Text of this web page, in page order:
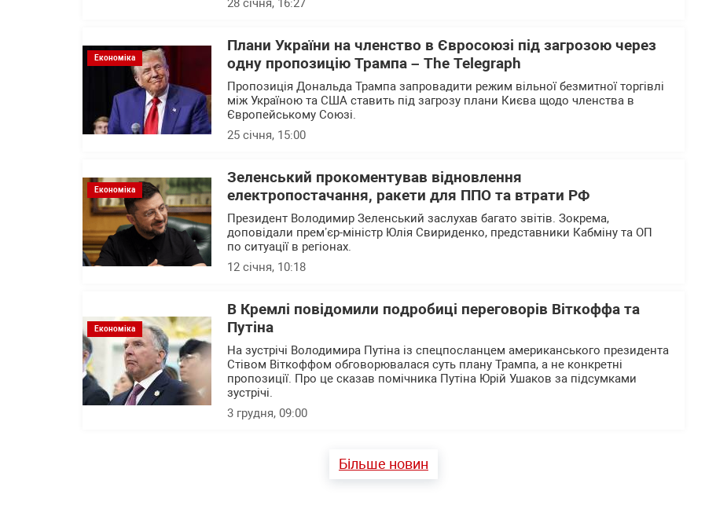
28 січня, 16:27
Економіка
Плани України на членство в Євросоюзі під загрозою через
одну пропозицію Трампа – The Telegraph
Пропозиція Дональда Трампа запровадити режим вільної безмитної торгівлі
між Україною та США ставить під загрозу плани Києва щодо членства в
Європейському Союзі.
25 січня, 15:00
Економіка
Зеленський прокоментував відновлення
електропостачання, ракети для ППО та втрати РФ
Президент Володимир Зеленський заслухав багато звітів. Зокрема,
доповідали премʼєр-міністр Юлія Свириденко, представники Кабміну та ОП
по ситуації в регіонах.
12 січня, 10:18
Економіка
В Кремлі повідомили подробиці переговорів Віткоффа та
Путіна
На зустрічі Володимира Путіна із спецпосланцем американського президента
Стівом Віткоффом обговорювалася суть плану Трампа, а не конкретні
пропозиції. Про це сказав помічника Путіна Юрій Ушаков за підсумками
зустрічі.
3 грудня, 09:00
Більше новин